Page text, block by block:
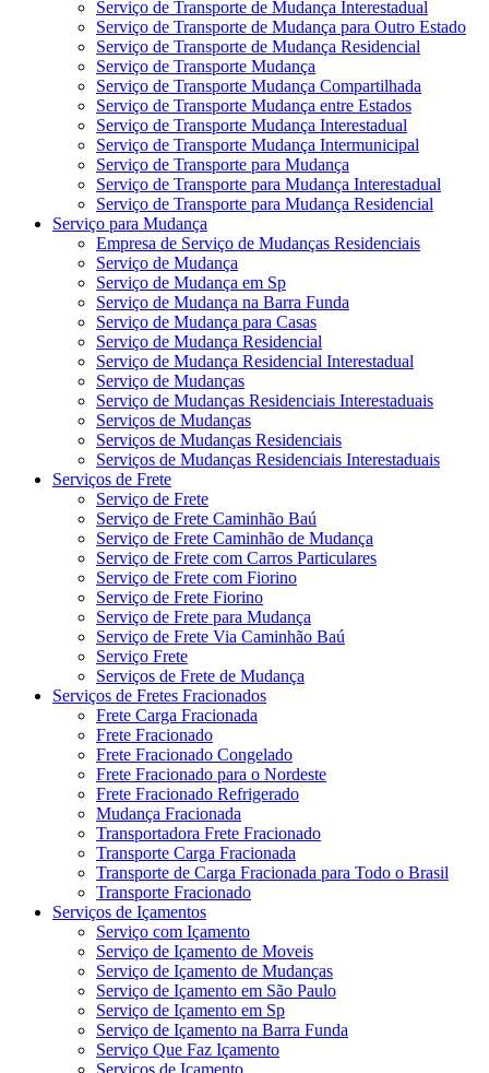
Serviço de Transporte de Mudança Interestadual
Serviço de Transporte de Mudança para Outro Estado
Serviço de Transporte de Mudança Residencial
Serviço de Transporte Mudança
Serviço de Transporte Mudança Compartilhada
Serviço de Transporte Mudança entre Estados
Serviço de Transporte Mudança Interestadual
Serviço de Transporte Mudança Intermunicipal
Serviço de Transporte para Mudança
Serviço de Transporte para Mudança Interestadual
Serviço de Transporte para Mudança Residencial
Serviço para Mudança
Empresa de Serviço de Mudanças Residenciais
Serviço de Mudança
Serviço de Mudança em Sp
Serviço de Mudança na Barra Funda
Serviço de Mudança para Casas
Serviço de Mudança Residencial
Serviço de Mudança Residencial Interestadual
Serviço de Mudanças
Serviço de Mudanças Residenciais Interestaduais
Serviços de Mudanças
Serviços de Mudanças Residenciais
Serviços de Mudanças Residenciais Interestaduais
Serviços de Frete
Serviço de Frete
Serviço de Frete Caminhão Baú
Serviço de Frete Caminhão de Mudança
Serviço de Frete com Carros Particulares
Serviço de Frete com Fiorino
Serviço de Frete Fiorino
Serviço de Frete para Mudança
Serviço de Frete Via Caminhão Baú
Serviço Frete
Serviços de Frete de Mudança
Serviços de Fretes Fracionados
Frete Carga Fracionada
Frete Fracionado
Frete Fracionado Congelado
Frete Fracionado para o Nordeste
Frete Fracionado Refrigerado
Mudança Fracionada
Transportadora Frete Fracionado
Transporte Carga Fracionada
Transporte de Carga Fracionada para Todo o Brasil
Transporte Fracionado
Serviços de Içamentos
Serviço com Içamento
Serviço de Içamento de Moveis
Serviço de Içamento de Mudanças
Serviço de Içamento em São Paulo
Serviço de Içamento em Sp
Serviço de Içamento na Barra Funda
Serviço Que Faz Içamento
Serviços de Içamento